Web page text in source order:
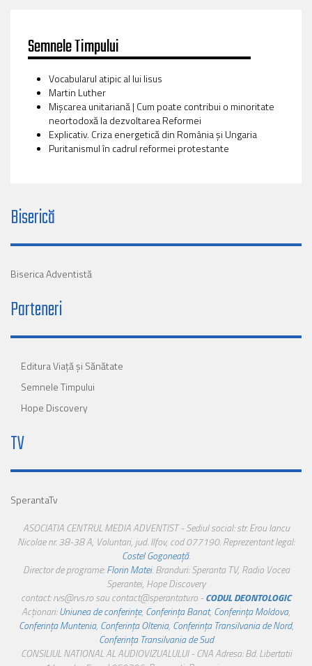
Semnele Timpului
Vocabularul atipic al lui Iisus
Martin Luther
Mișcarea unitariană | Cum poate contribui o minoritate
neortodoxă la dezvoltarea Reformei
Explicativ. Criza energetică din România și Ungaria
Puritanismul în cadrul reformei protestante
Biserică
Biserica Adventistă
Parteneri
Editura Viaţă şi Sănătate
Semnele Timpului
Hope Discovery
TV
SperantaTv
ASOCIATIA CENTRUL MEDIA ADVENTIST - Sediul social: str. Erou Iancu
Nicolae nr. 38-38 A, Voluntari, jud. Ilfov, cod 077190. Reprezentant legal:
Costel Gogoneață.
Director de programe:Florin Matei. Branduri: Speranta TV, Radio Vocea
Sperantei, Hope Discovery
contact: rvs@rvs.ro sau contact@sperantatv.ro -CODUL DEONTOLOGIC
Acționari:Uniunea de conferințe, Conferința Banat, Conferința Moldova,
Conferința Muntenia, Conferința Oltenia, Conferința Transilvania de Nord,
Conferința Transilvania de Sud
CONSILIUL NATIONAL AL AUDIOVIZUALULUI - CNA Adresa: Bd. Libertatii